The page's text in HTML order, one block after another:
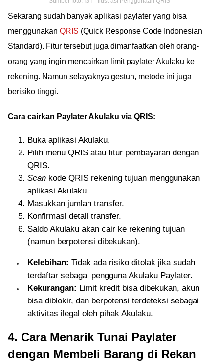
Sekarang sudah banyak aplikasi paylater yang bisa
menggunakan QRIS (Quick Response Code Indonesian
Standard). Fitur tersebut juga dimanfaatkan oleh orang-
orang yang ingin mencairkan limit paylater Akulaku ke
rekening. Namun selayaknya gestun, metode ini juga
berisiko tinggi.
Cara cairkan Paylater Akulaku via QRIS:
Buka aplikasi Akulaku.
Pilih menu QRIS atau fitur pembayaran dengan
QRIS.
Scan kode QRIS rekening tujuan menggunakan
aplikasi Akulaku.
Masukkan jumlah transfer.
Konfirmasi detail transfer.
Saldo Akulaku akan cair ke rekening tujuan
(namun berpotensi dibekukan).
Kelebihan: Tidak ada risiko ditolak jika sudah
terdaftar sebagai pengguna Akulaku Paylater.
Kekurangan: Limit kredit bisa dibekukan, akun
bisa diblokir, dan berpotensi terdeteksi sebagai
aktivitas ilegal oleh pihak Akulaku.
4. Cara Menarik Tunai Paylater
dengan Membeli Barang di Rekan